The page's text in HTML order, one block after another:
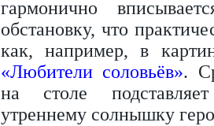
гармонично
обстановку, что
как, например, в
«Любители соловьёв».
на столе
утреннему солнышку